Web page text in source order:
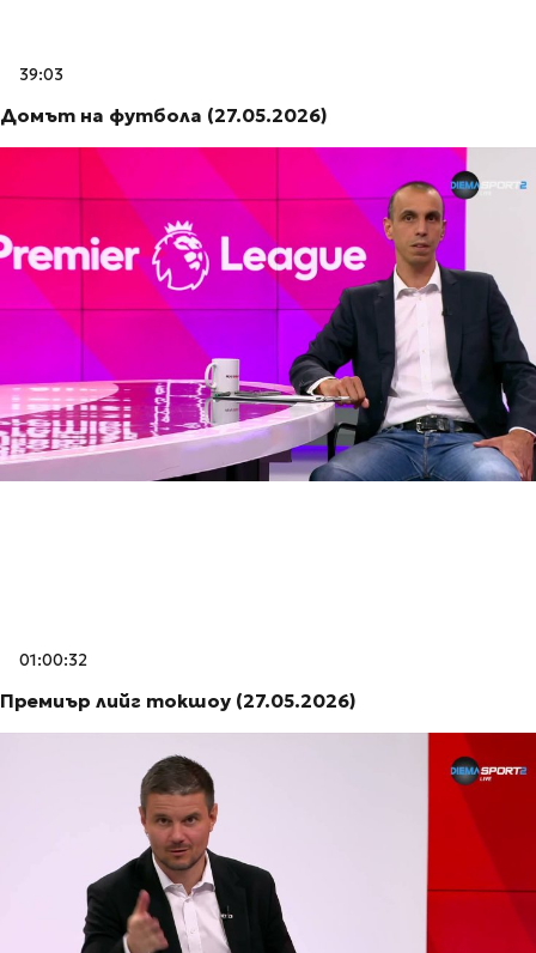
39:03
Домът на футбола (27.05.2026)
01:00:32
Премиър лийг токшоу (27.05.2026)